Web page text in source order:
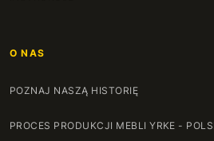
O NAS
POZNAJ NASZĄ HISTORIĘ
PROCES PRODUKCJI MEBLI YRKE -